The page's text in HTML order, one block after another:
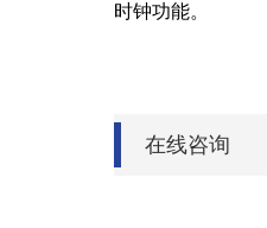
时钟功能。
在线咨询